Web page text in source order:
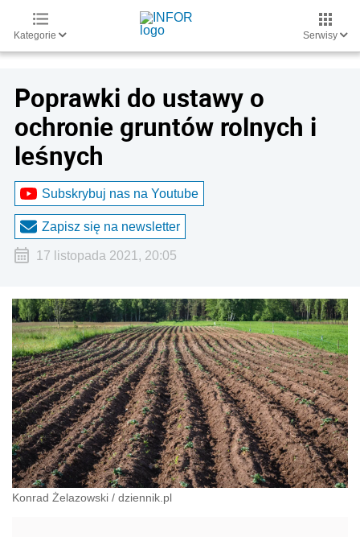
Kategorie Serwisy
Poprawki do ustawy o
ochronie gruntów rolnych i
leśnych
Subskrybuj nas na Youtube
Zapisz się na newsletter
17 listopada 2021, 20:05
Konrad Żelazowski / dziennik.pl